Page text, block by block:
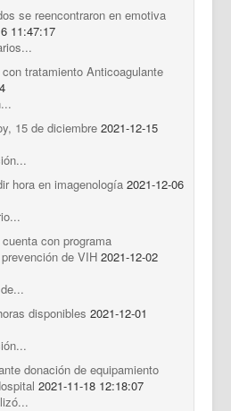
se reencontraron en emotiva
11:47:17
tratamiento Anticoagulante
15 de diciembre 2021-12-15
hora en imagenología 2021-12-06
con programa
de VIH 2021-12-02
disponibles 2021-12-01
donación de equipamiento
2021-11-18 12:18:07